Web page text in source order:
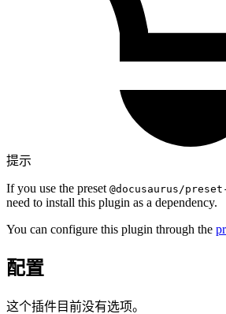
提示
If you use the preset @docusaurus/
need to install this plugin as a dependency.
You can configure this plugin through the
配置
这个插件目前没有选项。